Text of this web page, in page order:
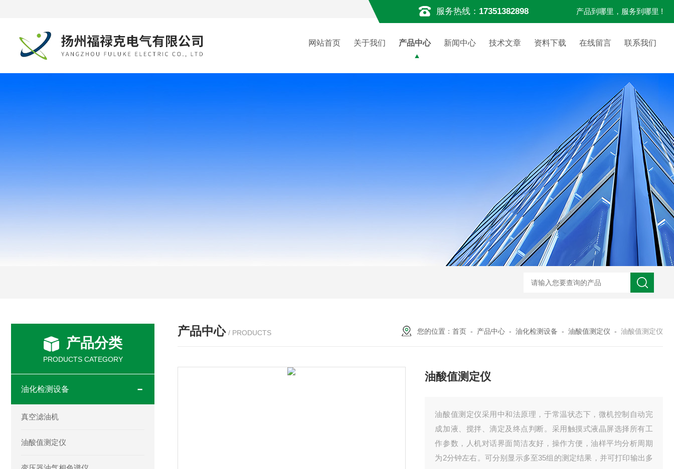
服务热线： 17351382898 产品到哪里，服务到哪里 !
网站首页 关于我们 产品中心 新闻中心 技术文章 资料下载 在线留言 联系我们
产品分类
PRODUCTS CATEGORY
油化检测设备
真空滤油机
油酸值测定仪
产品中心 / PRODUCTS 您的位置： 首页 - 产品中心 - 油化检测设备 - 油酸值测定仪 - 油酸值测定仪
油酸值测定仪
油酸值测定仪采用中和法原理，于常温状态下，微机控制自动完
成加液、搅拌、滴定及终点判断。采用触摸式液晶屏选择所有工
作参数，人机对话界面简洁友好，操作方便，油样平均分析周期
为2分钟左右。可分别显示多至35组的测定结果，并可打印输出多